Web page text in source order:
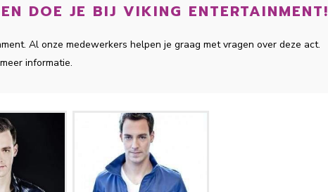
DOE JE BIJ VIKING ENTERTAINMENT!
Al onze medewerkers helpen je graag met vragen over deze act.
informatie.